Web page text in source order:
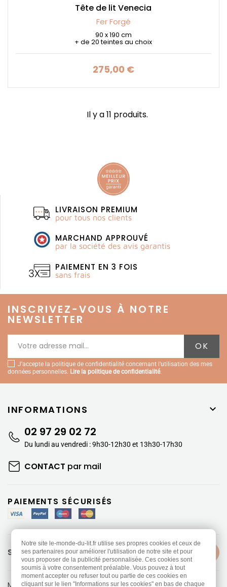
Tête de lit Venecia
Fer Forgé
90 x 190 cm
+ de 20 teintes au choix
Prix
275,00 €
Il y a 11 produits.
LIVRAISON PREMIUM
pour tous nos clients
MARCHAND APPROUVÉ
par la société des avis garantis
PAIEMENT EN 3 FOIS
sans frais
INSCRIVEZ-VOUS À NOTRE
NEWSLETTER
J'accepte la politique de confidentialité concernant l'utilisation des mes
données personnelles. Lire la politique de confidentialité.
INFORMATIONS 
02 97 29 02 72
Du lundi au vendredi : 9h30-12h30 et 13h30-17h30
CONTACT par mail
PAIEMENTS SÉCURISÉS
SUIVEZ-NOUS
Mentions légales-Politique de confidentialité
Notre site le-monde-du-lit.fr utilise ses propres cookies et ceux de
ses partenaires pour améliorer l'utilisation de notre site et pour
vous proposer de la publicité personnalisée. Ces cookies sont
soumis à votre consentement préalable. Vous pouvez à tout
moment accepter ou refuser tout ou partie de ces cookies en
cliquant sur le lien "Informations sur les cookies" en bas de chaque